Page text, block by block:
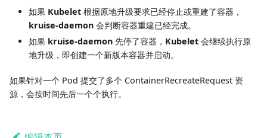
如果 Kubelet 根据原地升级要求已经停止或重建了容器，
kruise-daemon 会判断容器重建已经完成。
如果 kruise-daemon 先停了容器， Kubelet 会继续执行原
地升级，即创建一个新版本容器并启动。
如果针对一个 Pod 提交了多个 ContainerRecreateRequest 资
源，会按时间先后一个个执行。